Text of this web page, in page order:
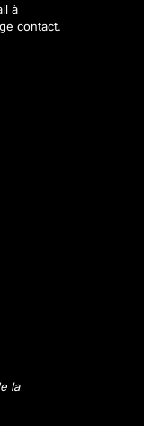
à
contact.
la